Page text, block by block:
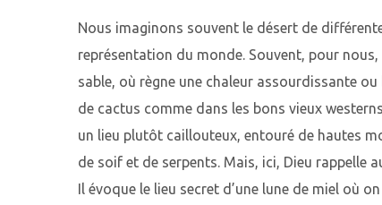
Nous imaginons souvent le désert de
représentation du monde. Souvent, pour
sable, où règne une chaleur assourdissante
de cactus comme dans les bons vieux
un lieu plutôt caillouteux, entouré de hautes
de soif et de serpents. Mais, ici, Dieu rappelle
Il évoque le lieu secret d’une lune de miel où